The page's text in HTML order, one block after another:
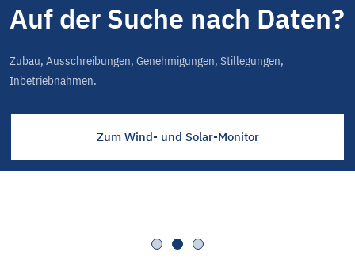
Auf der Suche nach Daten?
Zubau, Ausschreibungen, Genehmigungen, Stillegungen,
Inbetriebnahmen.
Zum Wind- und Solar-Monitor